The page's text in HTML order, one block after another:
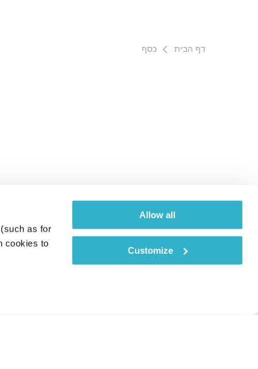
as for
cookies to
Allow all
Customize
דף הבית כסף